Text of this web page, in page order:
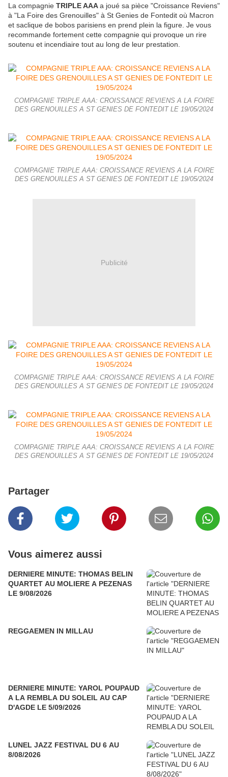
La compagnie TRIPLE AAAa joué sa pièce "Croissance Reviens"
à "La Foire des Grenouilles" à St Genies de Fontedit où Macron
et saclique de bobos parisiens en prend plein la figure. Je vous
recommande fortement cette compagnie qui provoque un rire
soutenu et incendiaire tout au long de leur prestation.
COMPAGNIE TRIPLE AAA: CROISSANCE REVIENS A LA FOIRE
DES GRENOUILLES A ST GENIES DE FONTEDIT LE 19/05/2024
COMPAGNIE TRIPLE AAA: CROISSANCE REVIENS A LA FOIRE
DES GRENOUILLES A ST GENIES DE FONTEDIT LE 19/05/2024
Publicité
COMPAGNIE TRIPLE AAA: CROISSANCE REVIENS A LA FOIRE
DES GRENOUILLES A ST GENIES DE FONTEDIT LE 19/05/2024
COMPAGNIE TRIPLE AAA: CROISSANCE REVIENS A LA FOIRE
DES GRENOUILLES A ST GENIES DE FONTEDIT LE 19/05/2024
Partager
Vous aimerez aussi
DERNIERE MINUTE: THOMAS BELIN
QUARTET AU MOLIERE A PEZENAS
LE 9/08/2026
REGGAEMEN IN MILLAU
DERNIERE MINUTE: YAROL POUPAUD
A LA REMBLA DU SOLEIL AU CAP
D'AGDE LE 5/09/2026
LUNEL JAZZ FESTIVAL DU 6 AU
8/08/2026